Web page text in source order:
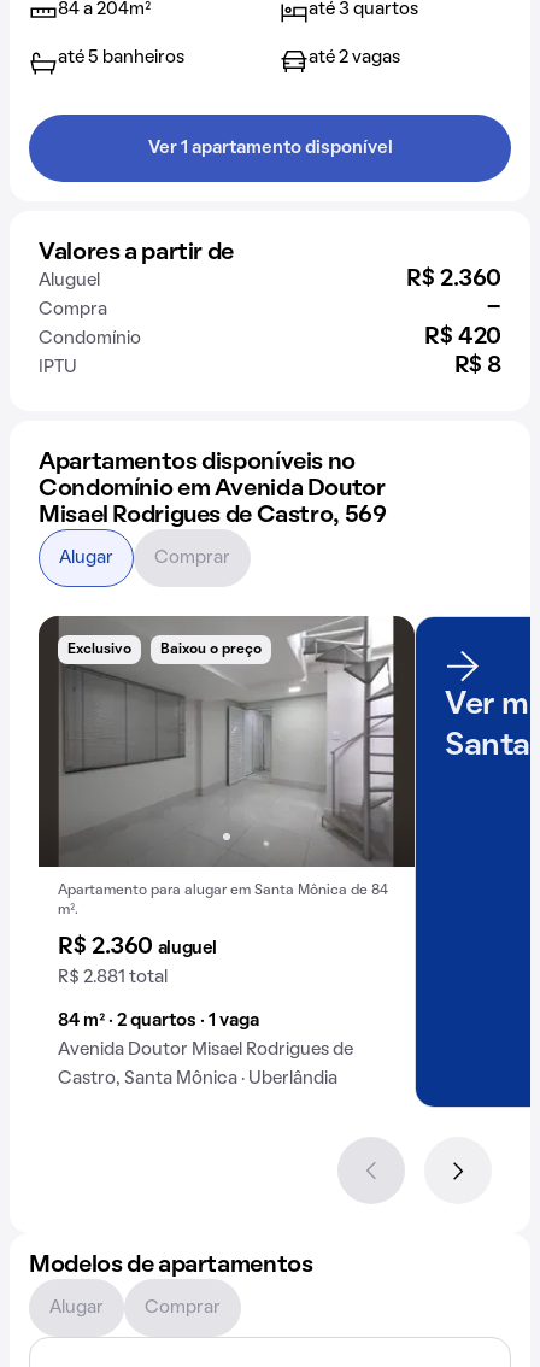
84 a 204m² até 3 quartos
até 5 banheiros até 2 vagas
Ver 1 apartamento disponível
Valores a partir de
Aluguel R$ 2.360
Compra -
Condomínio R$ 420
IPTU R$ 8
Apartamentos disponíveis no
Condomínio em Avenida Doutor
Misael Rodrigues de Castro, 569
Exclusivo Baixou o preço
Apartamento para alugar em Santa Mônica de 84
m².
R$ 2.360 aluguel
R$ 2.881 total
84 m² · 2 quartos · 1 vaga
Avenida Doutor Misael Rodrigues de
Castro, Santa Mônica · Uberlândia
Ver
Santa
Alugar Comprar
Modelos de apartamentos
Alugar Comprar